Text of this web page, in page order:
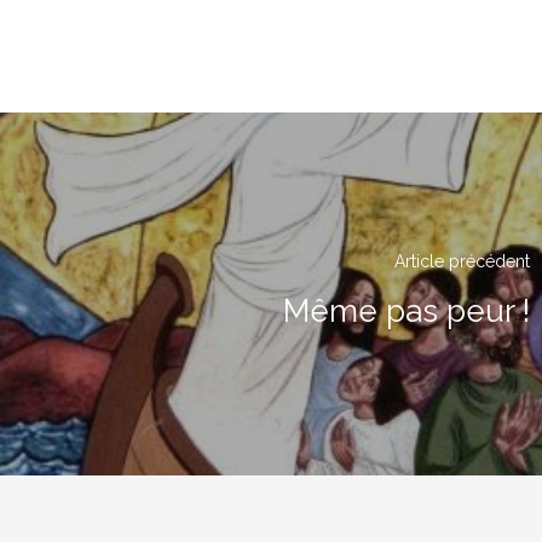
Article précédent
Même pas peur !